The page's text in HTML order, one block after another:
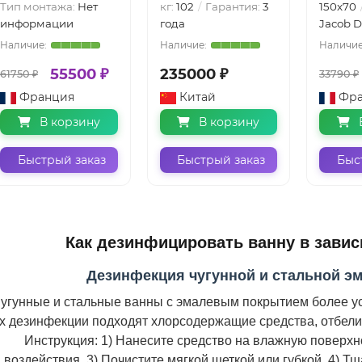
Тип монтажа: Нет
информации
61750 ₽ 55500 ₽
Франция
В корзину
Быстрый заказ
кг: 102 Гарантия: 3
года
235000 ₽
Китай
В корзину
Быстрый заказ
150x70
Jacob
33790 ₽
Как дезинфицировать ванну в
Дезинфекция чугунной и стальной
и стальные ванны с эмалевым покрытием более
дезинфекции подходят хлорсодержащие средства,
Инструкция: 1) Нанесите средство на влажную